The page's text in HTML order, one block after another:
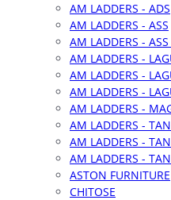
AM LADDERS - ADS
AM LADDERS - ASS
AM LADDERS - ASS
AM LADDERS -
AM LADDERS -
AM LADDERS -
AM LADDERS -
AM LADDERS -
AM LADDERS -
AM LADDERS -
ASTON FURNITURE
CHITOSE